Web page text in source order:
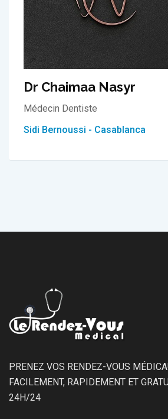
Dr Chaimaa Nasyr
Médecin Dentiste
Sidi Bernoussi - Casablanca
PRENEZ VOS RENDEZ-VOUS
FACILEMENT, RAPIDEMENT ET
24H/24